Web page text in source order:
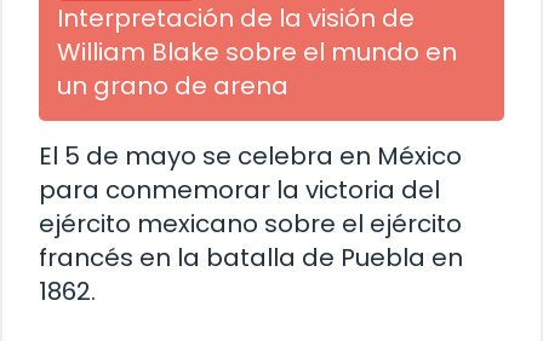
Interpretación de la visión de
William Blake sobre el mundo en
un grano de arena
El 5 de mayo se celebra en México
para conmemorar la victoria del
ejército mexicano sobre el ejército
francés en la batalla de Puebla en
1862.